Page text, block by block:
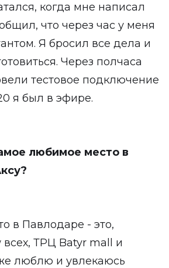
когда мне написал
что через час у меня
Я бросил все дела и
Через полчаса
тестовое подключение
я был в эфире.
любимое место в
в Павлодаре - это,
всех, ТРЦ Batyr mall и
люблю и увлекаюсь